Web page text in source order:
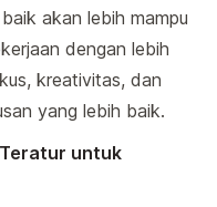
akan lebih mampu
dengan lebih
kreativitas, dan
yang lebih baik.
untuk